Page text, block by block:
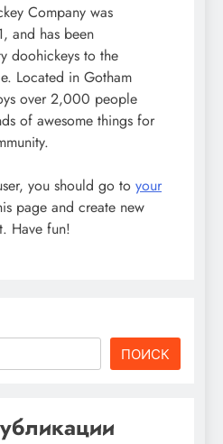
Company was
and has been
doohickeys to the
Located in Gotham
over 2,000 people
of awesome things for
you should go to your
page and create new
Have fun!
ПОИСК